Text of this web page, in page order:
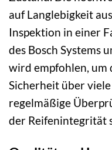
auf Langlebigkeit
Inspektion in einer
des Bosch Systems
wird empfohlen, um
Sicherheit über
regelmäßige
der Reifenintegrität